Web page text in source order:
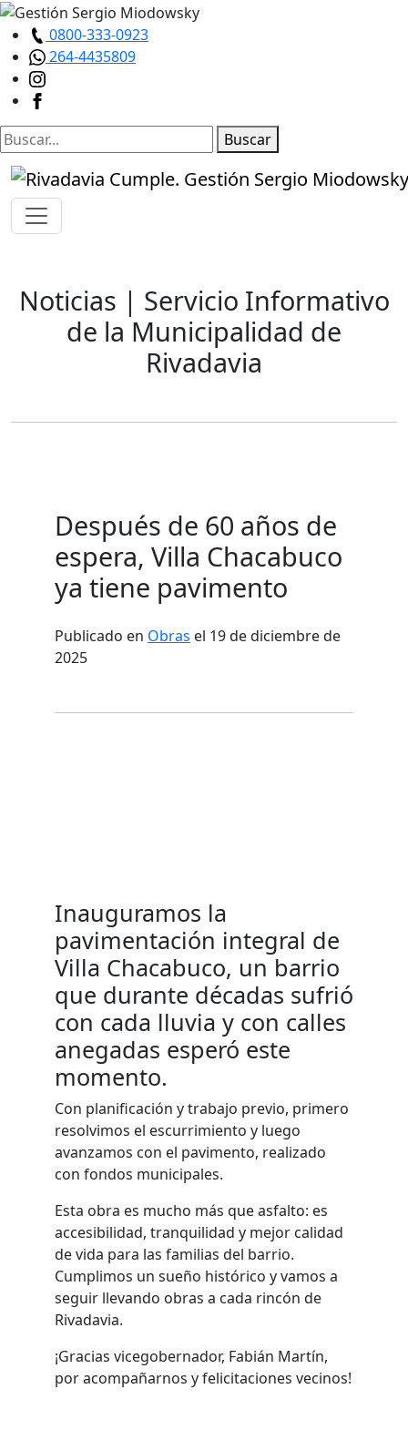
0800-333-0923
264-4435809
Buscar
Noticias | Servicio Informativo
de la Municipalidad de
Rivadavia
Después de 60 años de
espera, Villa Chacabuco
ya tiene pavimento
Publicado en Obras el 19 de diciembre de
2025
Inauguramos la
pavimentación integral de
Villa Chacabuco, un barrio
que durante décadas sufrió
con cada lluvia y con calles
anegadas esperó este
momento.
Con planificación y trabajo previo, primero
resolvimos el escurrimiento y luego
avanzamos con el pavimento, realizado
con fondos municipales.
Esta obra es mucho más que asfalto: es
accesibilidad, tranquilidad y mejor calidad
de vida para las familias del barrio.
Cumplimos un sueño histórico y vamos a
seguir llevando obras a cada rincón de
Rivadavia.
¡Gracias vicegobernador, Fabián Martín,
por acompañarnos y felicitaciones vecinos!